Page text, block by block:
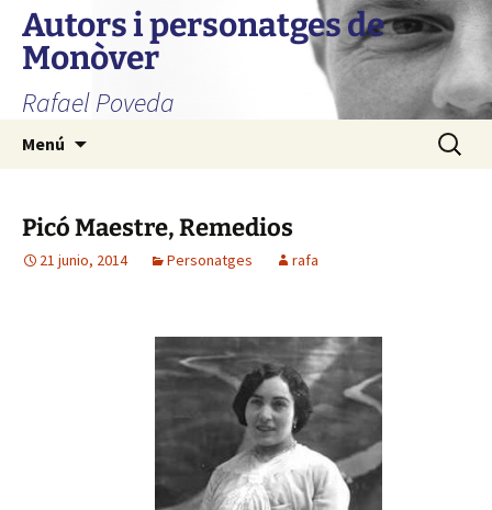
Autors i personatges de
Monòver
Rafael Poveda
Menú Buscar:
Picó Maestre, Remedios
21 junio, 2014 Personatges rafa